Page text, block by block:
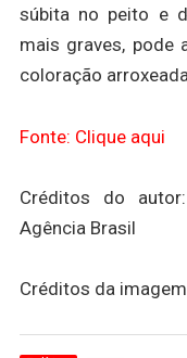
súbita no peito e
mais graves, pode
coloração
Fonte: Clique aqui
Créditos do
Agência Brasil
Créditos da